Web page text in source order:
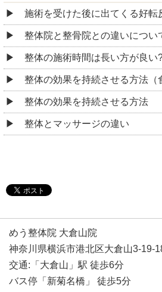
施術を受けた後に出てくる好転
整体院と整骨院との違いについ
整体の施術時間は長い方が良い
整体の効果を持続させる方法（
整体の効果を持続させる方法
整体とマッサージの違い
めう整体院 大倉山院
神奈川県横浜市港北区大倉山3-19-
交通:「大倉山」駅 徒歩6分
バス停「新菊名橋」 徒歩5分